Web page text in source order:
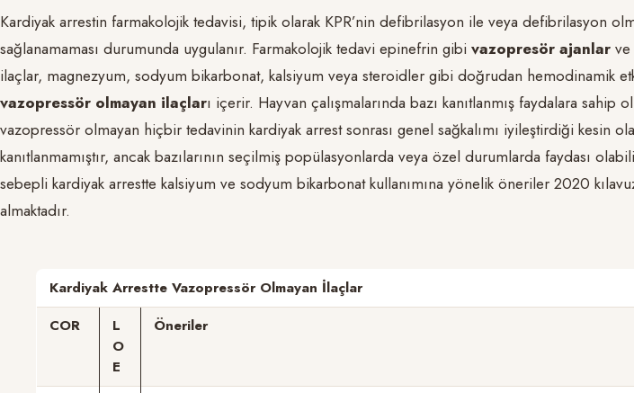
Kardiyak arrestin farmakolojik tedavisi, tipik olarak KPR’nin defibrilasyon ile veya defibrilasyon
sağlanamaması durumunda uygulanır. Farmakolojik tedavi epinefrin gibi vazopresör ajanlar
ilaçlar, magnezyum, sodyum bikarbonat, kalsiyum veya steroidler gibi doğrudan hemodinamik
vazopressör olmayan ilaçları içerir. Hayvan çalışmalarında bazı kanıtlanmış faydalara sahip
vazopressör olmayan hiçbir tedavinin kardiyak arrest sonrası genel sağkalımı iyileştirdiği kesin
kanıtlanmamıştır, ancak bazılarının seçilmiş popülasyonlarda veya özel durumlarda faydası
sebepli kardiyak arrestte kalsiyum ve sodyum bikarbonat kullanımına yönelik öneriler 2020
almaktadır.
Kardiyak Arrestte Vazopressör Olmayan İlaçlar
COR
L
O
E
Öneriler